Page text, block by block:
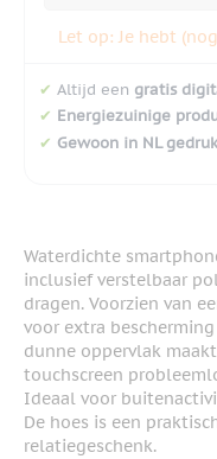
Let op: Je hebt
✔ Altijd een gratis
✔ Energiezuinige
✔ Gewoon in NL
Waterdichte
inclusief verstelbaar
dragen. Voorzien van
voor extra
dunne oppervlak
touchscreen
Ideaal voor
De hoes is een
relatiegeschenk.